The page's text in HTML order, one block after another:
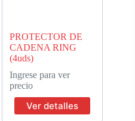
PROTECTOR DE
CADENA RING
(4uds)
Ingrese para ver
precio
Ver detalles